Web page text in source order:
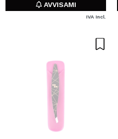
AVVISAMI
IVA Incl.